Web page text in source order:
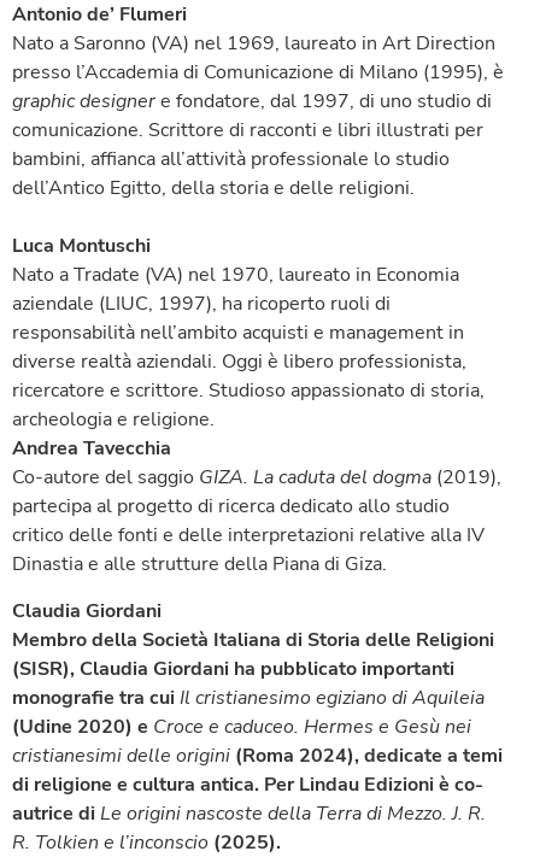
Antonio de’ Flumeri
Nato a Saronno (VA) nel 1969, laureato in Art Direction
presso l’Accademia di Comunicazione di Milano (1995), è
graphicdesignere fondatore, dal 1997, di uno studio di
comunicazione. Scrittore di racconti e libri illustrati per
bambini, affianca all’attività professionale lo studio
dell’Antico Egitto, della storia e delle religioni.
Luca Montuschi
Nato a Tradate (VA) nel 1970, laureato in Economia
aziendale (LIUC, 1997), ha ricoperto ruoli di
responsabilità nell’ambito acquisti e management in
diverse realtà aziendali. Oggi è libero professionista,
ricercatore e scrittore. Studioso appassionato di storia,
archeologia e religione.
Andrea Tavecchia
Co-autore del saggio GIZA. La caduta del dogma (2019),
partecipa al progetto di ricerca dedicato allo studio
critico delle fonti e delle interpretazioni relative alla IV
Dinastia e alle strutture della Piana di Giza.
Claudia Giordani
Membro della Società Italiana di Storia delle Religioni
(SISR), Claudia Giordani ha pubblicato importanti
monografie tra cuiIl cristianesimo egiziano di Aquileia
(Udine 2020) e Croce e caduceo. Hermes e Gesù nei
cristianesimi delle origini (Roma 2024), dedicate a temi
di religione e cultura antica. Per Lindau Edizioni è co-
autrice diLe origini nascoste della Terra di Mezzo. J. R.
R. Tolkien e l’inconscio (2025).